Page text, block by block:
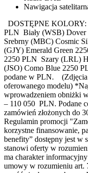
Nawigacja
DOSTĘPNE
PLN Biały (WSB)
Srebrny (MBC) Cosmic
(GJY) Emerald Green
2250 PLN Szary (LRL)
(JSO) Como Blue 2250
podane w PLN. (Zdjęcia
oferowanego modelu)
wprowadzeniem obniżki
– 110 050 PLN. Podane
zamówień złożonych do
Regulamin promocji
korzystne finansowanie,
benefity” dostępny jest w
stanowi oferty w
ma charakter
umowy w rozumieniu art.